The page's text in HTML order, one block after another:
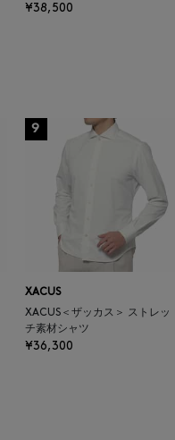
¥38,500
9
XACUS
XACUS＜ザッカス＞ ストレッ
チ素材シャツ
¥36,300